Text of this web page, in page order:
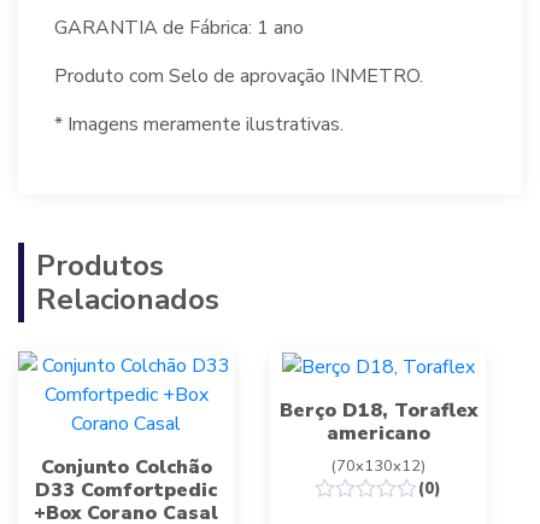
GARANTIA de Fábrica: 1 ano
Produto com Selo de aprovação INMETRO.
* Imagens meramente ilustrativas.
Produtos
Relacionados
Conjunto Colchão
D33 Comfortpedic
+Box Corano Casal
Berço D18, Toraflex
americano
(70x130x12)
(0)